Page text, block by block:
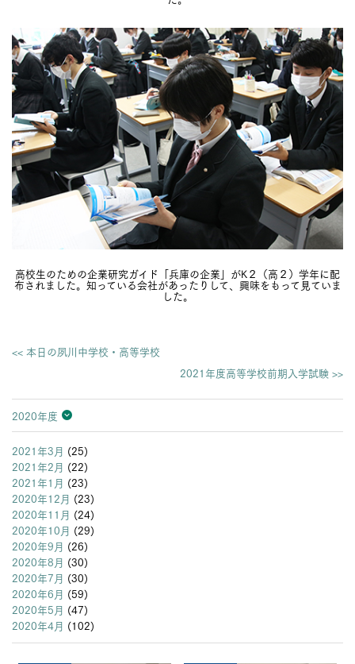
高校生のための企業研究ガイド「兵庫の企業」がK２（高２）学年に配
布されました。知っている会社があったりして、興味をもって見ていま
した。
<< 本日の夙川中学校・高等学校
2021年度高等学校前期入学試験 >>
2020年度
2026年度
2025年度
2024年度
2023年度
2022年度
2021年度
2020年度
2019年度
2018年度
2017年度
2016年度
2015年度
2014年度
2013年度
2021年3月 (25)
2021年2月 (22)
2021年1月 (23)
2020年12月 (23)
2020年11月 (24)
2020年10月 (29)
2020年9月 (26)
2020年8月 (30)
2020年7月 (30)
2020年6月 (59)
2020年5月 (47)
2020年4月 (102)